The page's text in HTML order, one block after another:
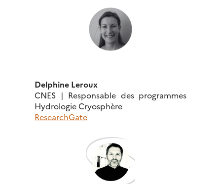
Delphine Leroux
CNES | Responsable des programmes
Hydrologie Cryosphère
ResearchGate